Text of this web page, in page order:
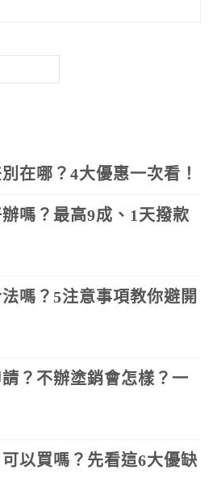
在哪？4大優惠一次看！
嗎？最高9成、1天撥款
嗎？5注意事項教你避開
？不辦塗銷會怎樣？一
以買嗎？先看這6大優缺